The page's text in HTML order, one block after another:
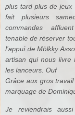
plus tard plus de
fait plusieurs
commandes
tenable de réserver
l’appui de Mölkky
artisan qui nous livre
les lanceurs. Ouf
Grâce aux gros
marquage de
Je reviendrais